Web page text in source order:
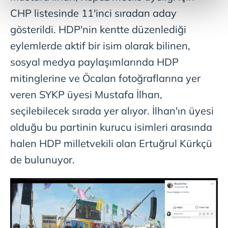
kalemimiz olduğunu sizlere hatırlatmak isteriz.
Her halükârda, kullanıcılar, bu çerezlere izin vermedikleri
takdirde, kullanıcılara hedefli reklamlar
gösterilmeyecektir."
Sizlere daha iyi bir hizmet sunabilmek için İnternet
Sitemizde kendimize ve üçüncü kişilere ait çerezler
kullanılmaktadır. Bu çerezler vasıtasıyla çeşitli kişisel
verileriniz işlenmekte olup gerekli olan çerezler bilgi
toplumu hizmetlerinin sunulması amacıyla
kullanılmaktadır. Diğer çerezler, sitemizin daha işlevsel
kılınması ve kişiselleştirilmesi ve sizlere yönelik
reklam/pazarlama faaliyetlerinin yapılması, amaçlarıyla
Çerezlere ilişkin tercihlerinizi aşağıda yer alan panel
vasıtasıyla belirleyebilirsiniz. Çerezlere ilişkin detaylı bilgi
için Ayarlar butonuna tıklayabilir,Çerez Bilgilendirme
CHP listesinde 11'inci sıradan aday
gösterildi. HDP'nin kentte düzenlediği
eylemlerde aktif bir isim olarak bilinen,
sosyal medya paylaşımlarında HDP
mitinglerine ve Öcalan fotoğraflarına yer
veren SYKP üyesi Mustafa İlhan,
seçilebilecek sırada yer alıyor. İlhan'ın üyesi
olduğu bu partinin kurucu isimleri arasında
halen HDP milletvekili olan Ertuğrul Kürkçü
de bulunuyor.